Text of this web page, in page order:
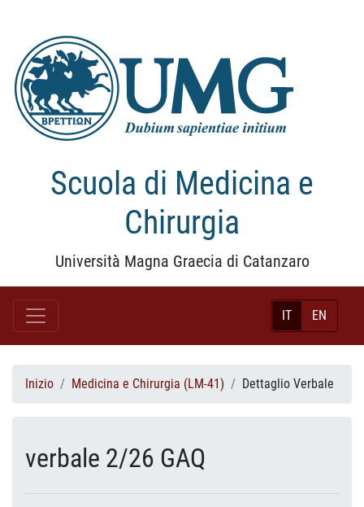
Scuola di Medicina e
Chirurgia
Università Magna Graecia di Catanzaro
IT EN
Inizio Medicina e Chirurgia (LM-41) Dettaglio Verbale
verbale 2/26 GAQ